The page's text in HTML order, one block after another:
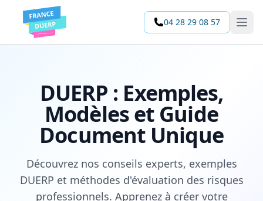
04 28 29 08 57
DUERP : Exemples,
Modèles et Guide
Document Unique
Découvrez nos conseils experts, exemples
DUERP et méthodes d'évaluation des risques
professionnels. Apprenez à créer votre